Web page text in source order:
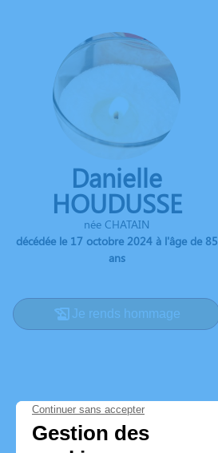
Danielle
HOUDUSSE
née CHATAIN
décédée le 17 octobre 2024 à l'âge de 85
ans
Je rends hommage